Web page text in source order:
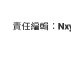
責任編輯：